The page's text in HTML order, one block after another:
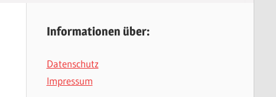
Informationen über:
Datenschutz
Impressum